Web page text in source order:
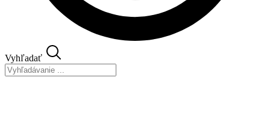
Vyhľadať